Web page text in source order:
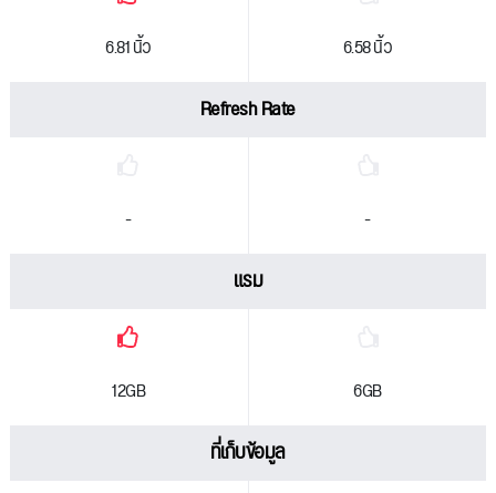
6.81 นิ้ว 6.58 นิ้ว
Refresh Rate
- -
แรม
12GB 6GB
ที่เก็บข้อมูล